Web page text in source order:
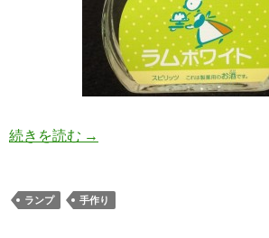
続きを読む 手作りランプ実験
→
ランプ 手作り